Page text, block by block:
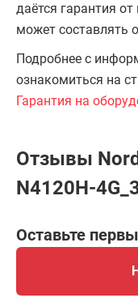
даётся гарантия
может составлять
Подробнее с
ознакомиться на
Гарантия на
Отзывы
N4120H-
Оставьте